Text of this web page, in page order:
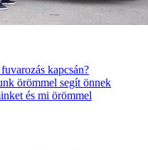
kapcsán?
örömmel segít önnek
és mi örömmel